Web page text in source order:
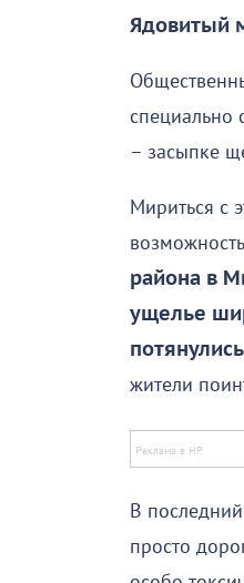
Ядовитый
специально
– засыпке
Мириться с
района в
ущелье
жители
В последний
просто